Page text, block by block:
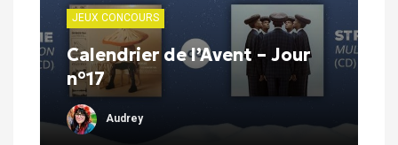
JEUX CONCOURS
Calendrier de l’Avent – Jour
n°17
Audrey